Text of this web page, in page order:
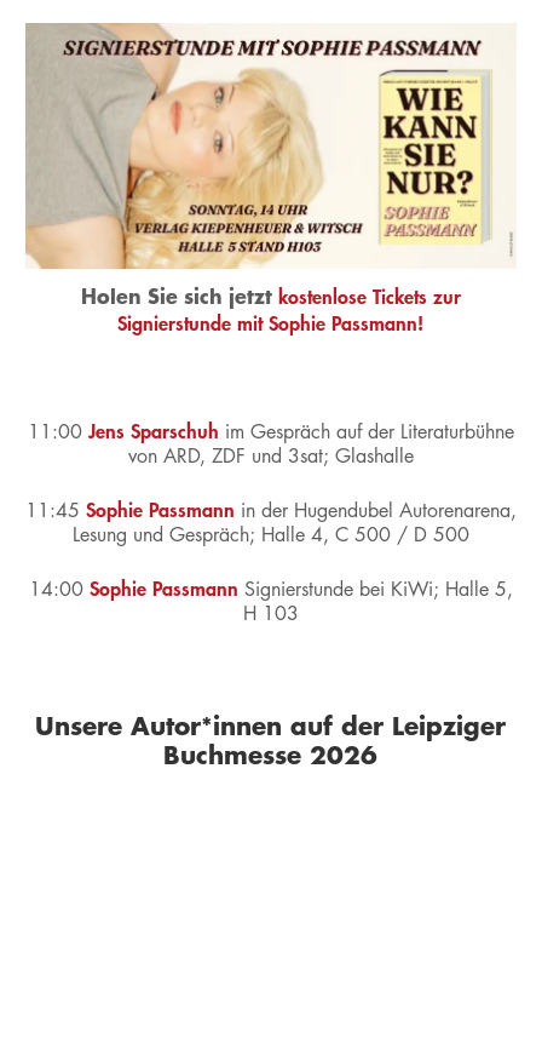
Holen Sie sich jetzt kostenlose Tickets zur
Signierstunde mit Sophie Passmann!
11:00Jens Sparschuh im Gespräch auf der Literaturbühne
von ARD, ZDF und 3sat; Glashalle
11:45 Sophie Passmann in der Hugendubel Autorenarena,
Lesung und Gespräch; Halle 4, C 500 / D 500
14:00 Sophie Passmann Signierstunde bei KiWi; Halle 5,
H 103
Unsere Autor*innen auf der Leipziger
Buchmesse 2026